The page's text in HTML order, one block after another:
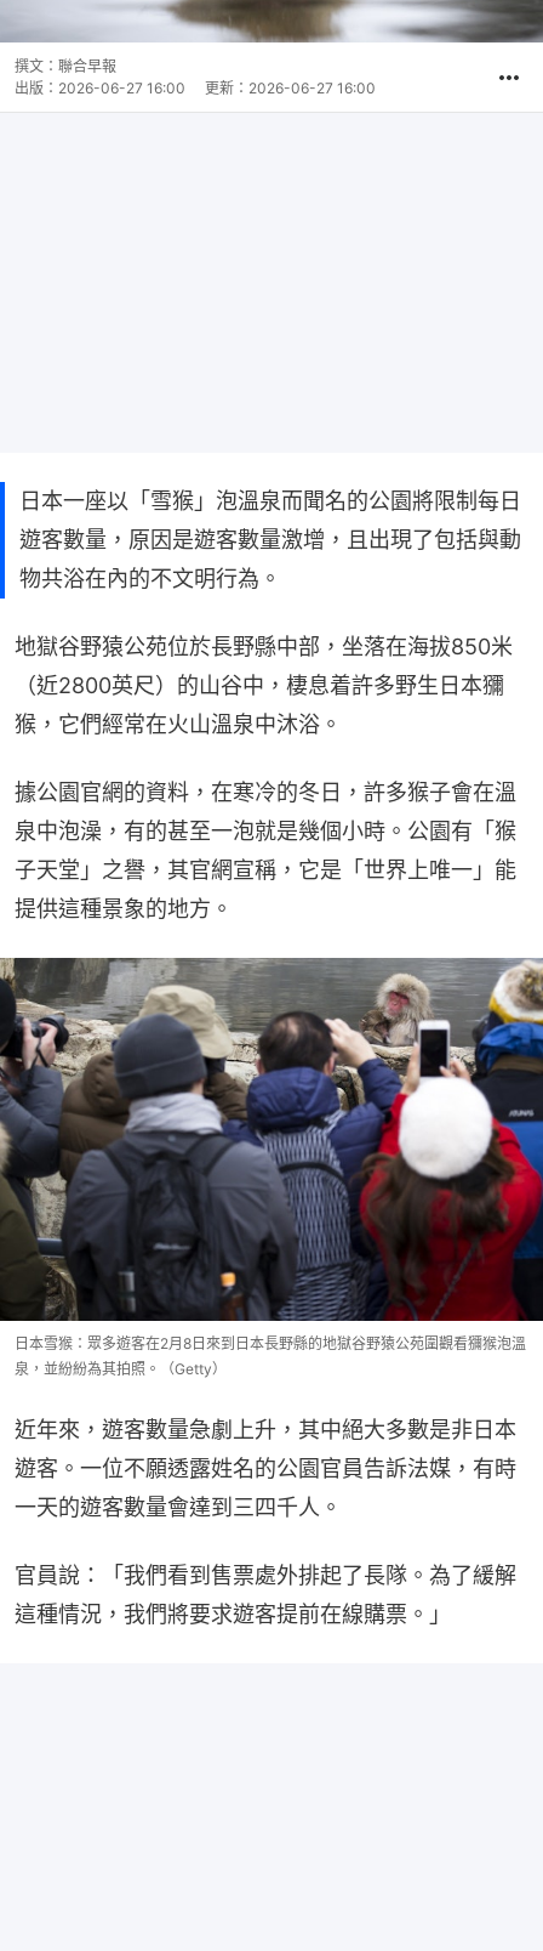
撰文： 聯合早報
出版： 2026-06-27 16:00 更新： 2026-06-27 16:00
日本一座以「雪猴」泡溫泉而聞名的公園將限制每日
遊客數量，原因是遊客數量激增，且出現了包括與動
物共浴在內的不文明行為。
地獄谷野猿公苑位於長野縣中部，坐落在海拔850米
（近2800英尺）的山谷中，棲息着許多野生日本獼
猴，它們經常在火山溫泉中沐浴。
據公園官網的資料，在寒冷的冬日，許多猴子會在溫
泉中泡澡，有的甚至一泡就是幾個小時。公園有「猴
子天堂」之譽，其官網宣稱，它是「世界上唯一」能
提供這種景象的地方。
日本雪猴：眾多遊客在2月8日來到日本長野縣的地獄谷野猿公苑圍觀看獼猴泡溫
泉，並紛紛為其拍照。（Getty）
近年來，遊客數量急劇上升，其中絕大多數是非日本
遊客。一位不願透露姓名的公園官員告訴法媒，有時
一天的遊客數量會達到三四千人。
官員說：「我們看到售票處外排起了長隊。為了緩解
這種情況，我們將要求遊客提前在線購票。」